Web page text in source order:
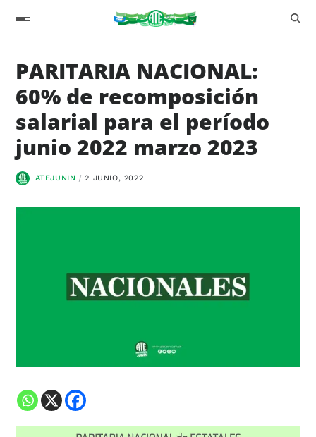
PARITARIA NACIONAL:
60% de recomposición
salarial para el período
junio 2022 marzo 2023
ATEJUNIN 2 JUNIO, 2022